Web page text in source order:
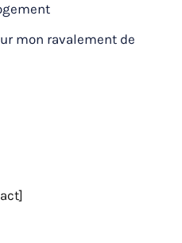
mon ravalement de